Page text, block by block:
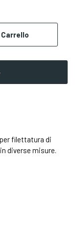
per filettatura di
diverse misure.